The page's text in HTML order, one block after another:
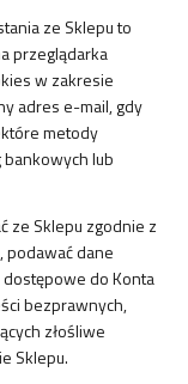
ze Sklepu to
przeglądarka
w zakresie
adres e-mail, gdy
metody
bankowych lub
ze Sklepu zgodnie z
podawać dane
do Konta
bezprawnych,
złośliwe
Sklepu.